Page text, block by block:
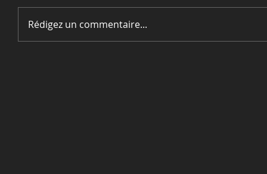
Rédigez un commentaire...